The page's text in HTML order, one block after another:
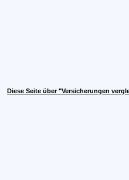
Diese Seite über "Versicherungen